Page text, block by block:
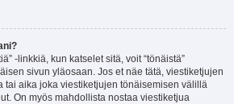
-linkkiä, kun katselet sitä, voit “tönäistä”
sivun yläosaan. Jos et näe tätä, viestiketjujen
tai aika joka viestiketjujen tönäisemisen välillä
On myös mahdollista nostaa viestiketjua